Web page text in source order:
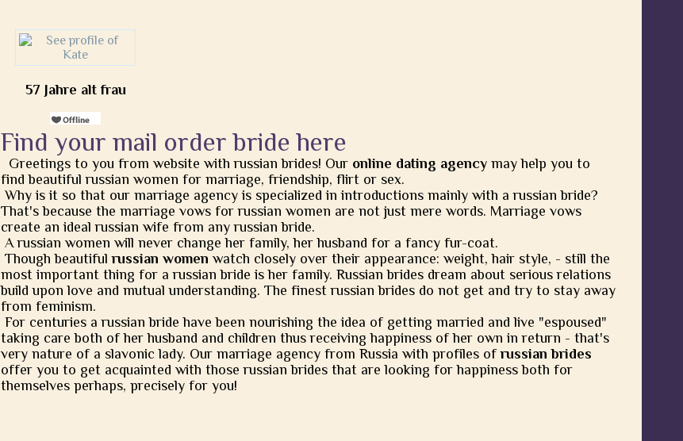
57 Jahre alt frau
Find your mail order bride here
Greetings to you from website with russian brides! Our online dating agency may help you to
find beautiful russian women for marriage, friendship, flirt or sex.
Why is it so that our marriage agency is specialized in introductions mainly with a russian bride?
That's because the marriage vows for russian women are not just mere words. Marriage vows
create an ideal russian wife from any russian bride.
A russian women will never change her family, her husband for a fancy fur-coat.
Though beautifulrussian women watch closely over their appearance: weight, hair style, - still the
most important thing for a russian bride is her family. Russian brides dream about serious relations
build upon love and mutual understanding. The finest russian brides do not get and try to stay away
from feminism.
For centuries a russian bride have been nourishing the idea of getting married and live "espoused"
taking care both of her husband and children thus receiving happiness of her own in return - that's
very nature of a slavonic lady. Our marriage agency from Russia with profiles ofrussian brides
offer you to get acquainted with those russian brides that are looking for happiness both for
themselves perhaps, precisely for you!